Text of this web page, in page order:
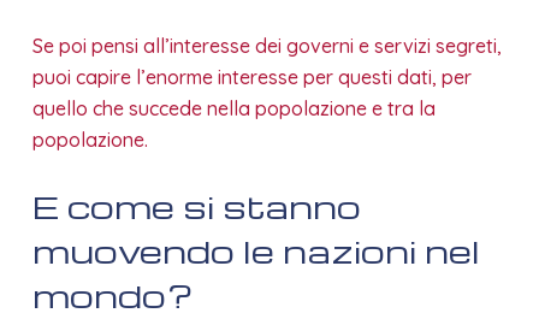
Se poi pensi all’interesse dei governi e servizi segreti,
puoi capire l’enorme interesse per questi dati, per
quello che succede nella popolazione e tra la
popolazione.
E come si stanno
muovendo le nazioni nel
mondo?